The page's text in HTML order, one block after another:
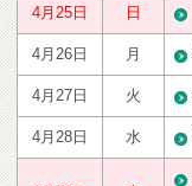
4月25日 日
4月26日 月
4月27日 火
4月28日 水